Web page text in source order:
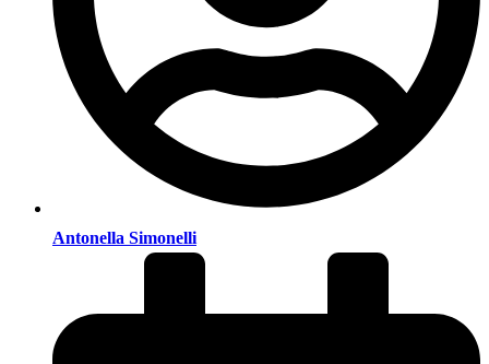
Antonella Simonelli